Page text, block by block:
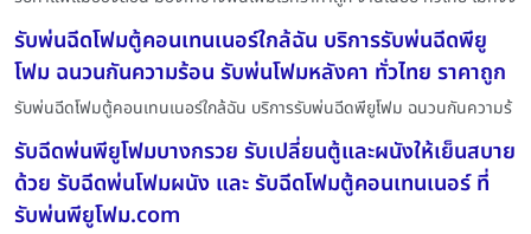
รับพ่นฉีดโฟมตู้คอนเทนเนอร์ใกล้ฉัน บริการรับพ่นฉีดพียู
โฟม ฉนวนกันความร้อน รับพ่นโฟมหลังคา ทั่วไทย ราคาถูก
รับพ่นฉีดโฟมตู้คอนเทนเนอร์ใกล้ฉัน บริการรับพ่นฉีดพียูโฟม ฉนวนกันความร้
รับฉีดพ่นพียูโฟมบางกรวย รับเปลี่ยนตู้และผนังให้เย็นสบาย
ด้วย รับฉีดพ่นโฟมผนัง และ รับฉีดโฟมตู้คอนเทนเนอร์ ที่
รับพ่นพียูโฟม.com